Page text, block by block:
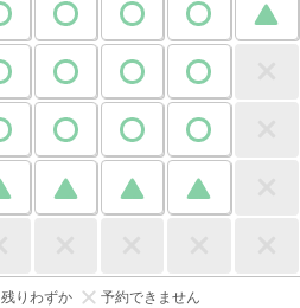
残りわずか 予約できません